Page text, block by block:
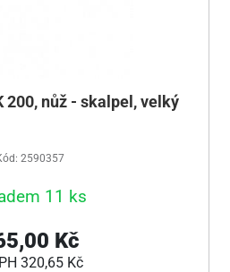
200, nůž - skalpel, velký
2590357
11 ks
Kč
320,65 Kč